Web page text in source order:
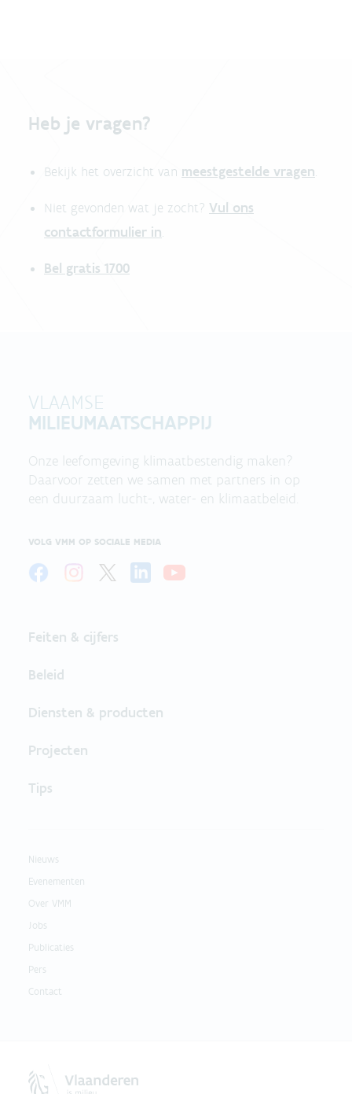
Heb je vragen?
Bekijk het overzicht van meestgestelde vragen.
Niet gevonden wat je zocht? Vul ons
contactformulier in.
Bel gratis 1700
VLAAMSE
MILIEUMAATSCHAPPIJ
Onze leefomgeving klimaatbestendig maken?
Daarvoor zetten we samen met partners in op
een duurzaam lucht-, water- en klimaatbeleid.
VOLG VMM OP SOCIALE MEDIA
Feiten & cijfers
Beleid
Diensten & producten
Projecten
Tips
Nieuws
Evenementen
Over VMM
Jobs
Publicaties
Pers
Contact